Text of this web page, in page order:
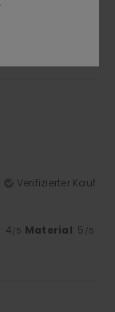
Verifizierter Kauf
: 4/5 Material: 5 /5